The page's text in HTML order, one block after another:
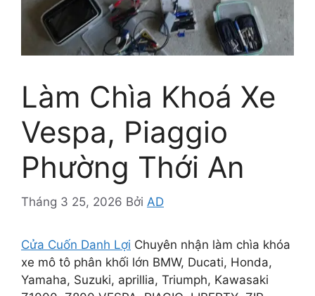
Làm Chìa Khoá Xe
Vespa, Piaggio
Phường Thới An
Tháng 3 25, 2026 Bởi AD
Cửa Cuốn Danh Lợi Chuyên nhận làm chìa khóa
xe mô tô phân khối lớn BMW, Ducati, Honda,
Yamaha, Suzuki, aprillia, Triumph, Kawasaki